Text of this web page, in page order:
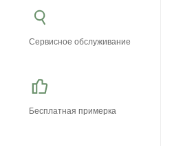
Сервисное обслуживание
Бесплатная примерка